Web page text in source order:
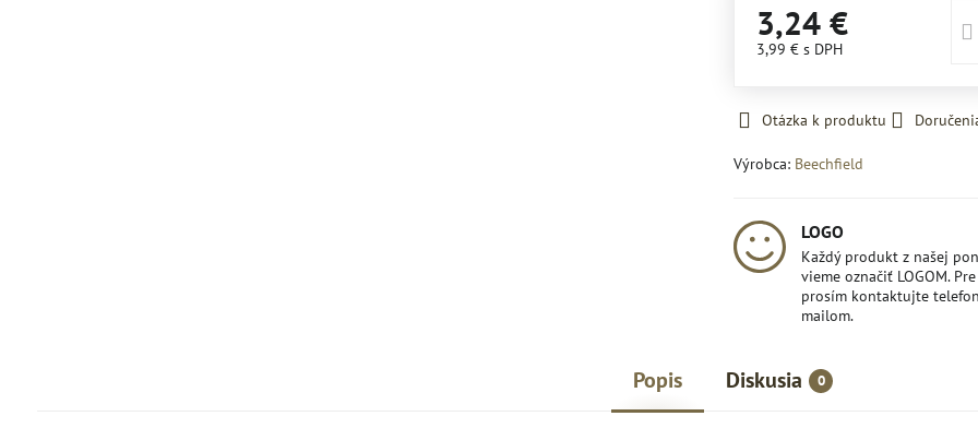
3,24 €
3,99 € s DPH
Otázka k produktu
Výrobca: Beechfield
LOGO
Každý produkt z našej
vieme označiť LOGOM.
prosím kontaktujte
mailom.
Popis Diskusia 0